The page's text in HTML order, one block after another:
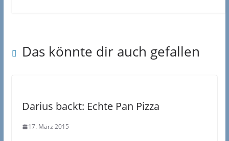
Das könnte dir auch gefallen
Darius backt: Echte Pan Pizza
17. März 2015